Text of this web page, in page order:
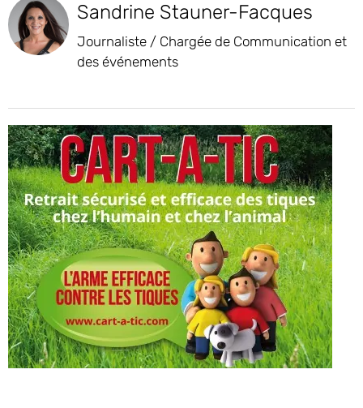
Sandrine Stauner-Facques
Journaliste / Chargée de Communication et
des événements